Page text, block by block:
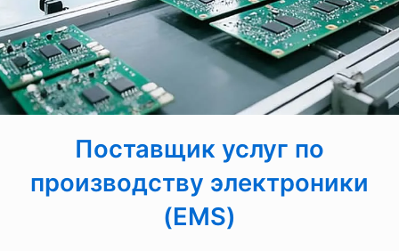
Поставщик услуг по
производству электроники
(EMS)